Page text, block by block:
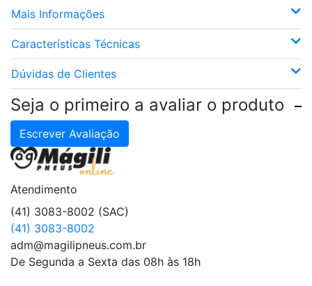
Mais Informações
Características Técnicas
Dúvidas de Clientes
Seja o primeiro a avaliar o produto
Escrever Avaliação
Atendimento
(41) 3083-8002 (SAC)
(41) 3083-8002
adm@magilipneus.com.br
De Segunda a Sexta das 08h às 18h